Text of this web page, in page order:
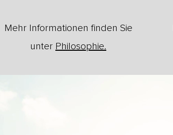
Mehr Informationen finden Sie
unter Philosophie.